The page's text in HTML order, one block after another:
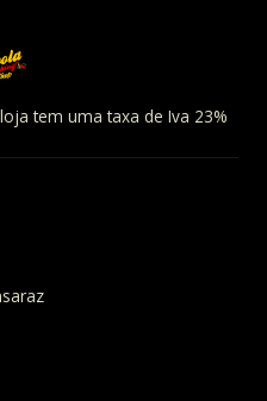
tem uma taxa de Iva 23%